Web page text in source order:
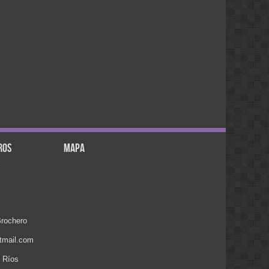
imprudentes (o los que estaban muy
la luz amarilla) no choquen con el
Ríos
mapa